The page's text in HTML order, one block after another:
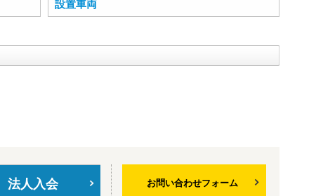
設置車両
法人入会 お問い合わせフォーム